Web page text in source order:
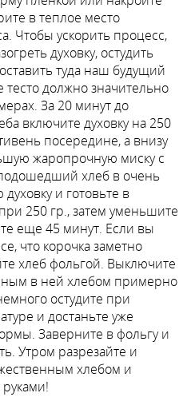
в теплое место
Чтобы ускорить процесс,
духовку, остудить
туда наш будущий
должно значительно
За 20 минут до
включите духовку на 250
посередине, а внизу
жаропрочную миску с
хлеб в очень
и готовьте в
250 гр., затем уменьшите
еще 45 минут. Если вы
что корочка заметно
хлеб фольгой. Выключите
в ней хлебом примерно
остудите при
и достаньте уже
Заверните в фольгу и
Утром разрезайте и
хлебом и